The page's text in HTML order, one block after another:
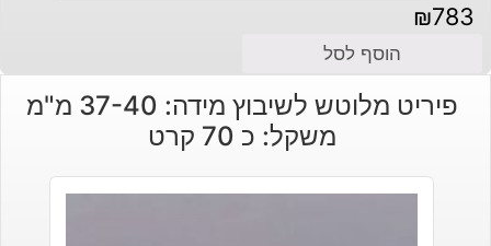
₪783
הוסף לסל
פיריט מלוטש לשיבוץ מידה: 37-40 מ"מ
משקל: כ 70 קרט